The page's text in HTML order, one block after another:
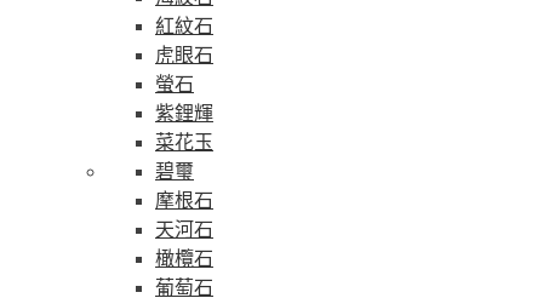
紅紋石
虎眼石
螢石
紫鋰輝
菜花玉
碧璽
摩根石
天河石
橄欖石
葡萄石